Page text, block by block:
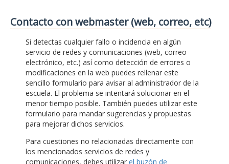
Contacto con webmaster (web, correo, etc)
Si detectas cualquier fallo o incidencia en algún
servicio de redes y comunicaciones (web, correo
electrónico, etc.) así como detección de errores o
modificaciones en la web puedes rellenar este
sencillo formulario para avisar al administrador de la
escuela. El problema se intentará solucionar en el
menor tiempo posible. También puedes utilizar este
formulario para mandar sugerencias y propuestas
para mejorar dichos servicios.
Para cuestiones no relacionadas directamente con
los mencionados servicios de redes y
comunicaciones, debes utilizar el buzón de